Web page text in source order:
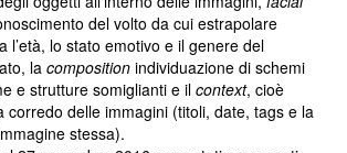
del volto da cui estrapolare
l’età, lo stato emotivo e il genere del
la composition individuazione di schemi
e strutture somiglianti e il context, cioè
corredo delle immagini (titoli, date, tags e la
stessa).